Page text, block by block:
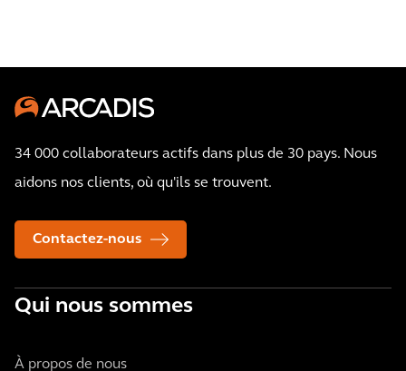
34 000 collaborateurs actifs dans plus de 30 pays. Nous
aidons nos clients, où qu'ils se trouvent.
Contactez-nous
Qui nous sommes
À propos de nous